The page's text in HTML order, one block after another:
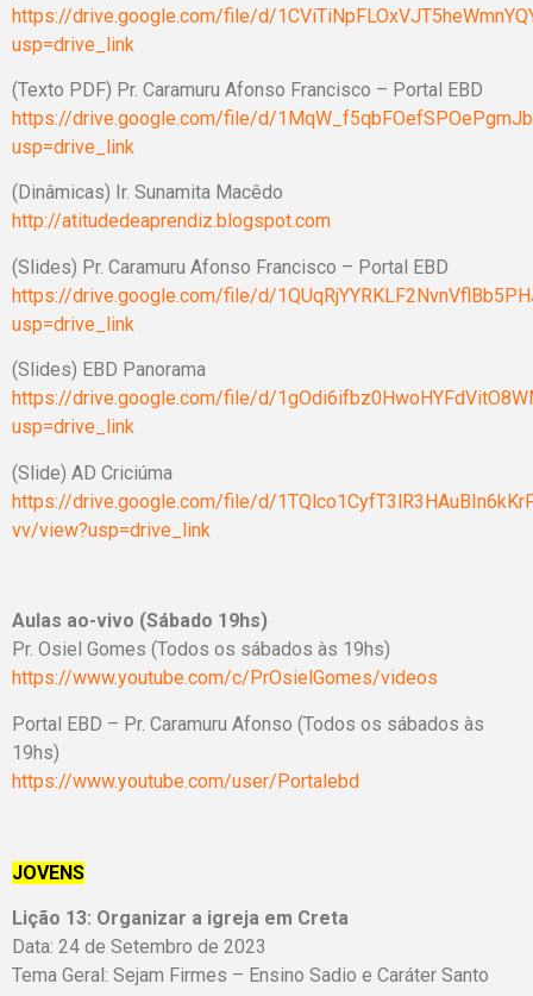
https://drive.google.com/file/d/
usp=drive_link
(Texto PDF) Pr. Caramuru Afonso Francisco – Portal EBD
https://drive.google.com/file/d/
usp=drive_link
(Dinâmicas) Ir. Sunamita Macêdo
http://atitudedeaprendiz.blogspot.com
(Slides) Pr. Caramuru Afonso Francisco – Portal EBD
https://drive.google.com/file/d/
usp=drive_link
(Slides) EBD Panorama
https://drive.google.com/file/d/
usp=drive_link
(Slide) AD Criciúma
https://drive.google.com/file/d/
vv/view?usp=drive_link
Aulas ao-vivo (Sábado 19hs)
Pr. Osiel Gomes (Todos os sábados às 19hs)
https://www.youtube.com/c/PrOsielGomes/videos
Portal EBD – Pr. Caramuru Afonso (Todos os sábados às
19hs)
https://www.youtube.com/user/Portalebd
JOVENS
Lição 13: Organizar a igreja em Creta
Data: 24 de Setembro de 2023
Tema Geral: Sejam Firmes – Ensino Sadio e Caráter Santo